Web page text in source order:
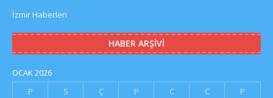
İzmir Haberleri
HABER ARŞIVI
OCAK 2026
P
S Ç P C C
P